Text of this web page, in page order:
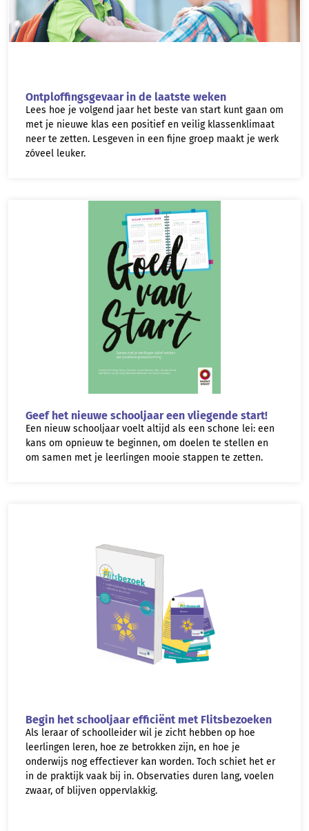
Ontploffingsgevaar in de laatste weken
Lees hoe je volgend jaar het beste van start kunt gaan om
met je nieuwe klas een positief en veilig klassenklimaat
neer te zetten. Lesgeven in een fijne groep maakt je werk
zóveel leuker.
Geef het nieuwe schooljaar een vliegende start!
Een nieuw schooljaar voelt altijd als een schone lei: een
kans om opnieuw te beginnen, om doelen te stellen en
om samen met je leerlingen mooie stappen te zetten.
Begin het schooljaar efficiënt met Flitsbezoeken
Als leraar of schoolleider wil je zicht hebben op hoe
leerlingen leren, hoe ze betrokken zijn, en hoe je
onderwijs nog effectiever kan worden. Toch schiet het er
in de praktijk vaak bij in. Observaties duren lang, voelen
zwaar, of blijven oppervlakkig.